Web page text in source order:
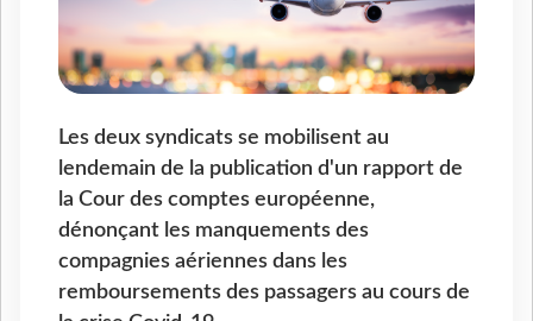
Les deux syndicats se mobilisent au
lendemain de la publication d'un rapport de
la Cour des comptes européenne,
dénonçant les manquements des
compagnies aériennes dans les
remboursements des passagers au cours de